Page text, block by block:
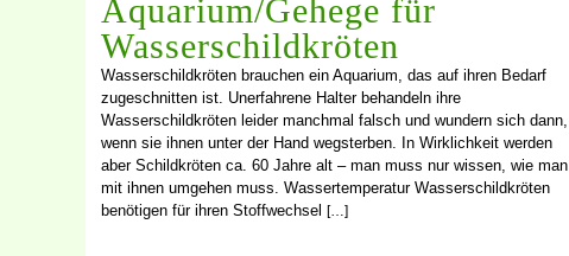
Aquarium/Gehege für
Wasserschildkröten
Wasserschildkröten brauchen ein Aquarium, das auf ihren Bedarf
zugeschnitten ist. Unerfahrene Halter behandeln ihre
Wasserschildkröten leider manchmal falsch und wundern sich dann,
wenn sie ihnen unter der Hand wegsterben. In Wirklichkeit werden
aber Schildkröten ca. 60 Jahre alt – man muss nur wissen, wie man
mit ihnen umgehen muss. Wassertemperatur Wasserschildkröten
benötigen für ihren Stoffwechsel […]